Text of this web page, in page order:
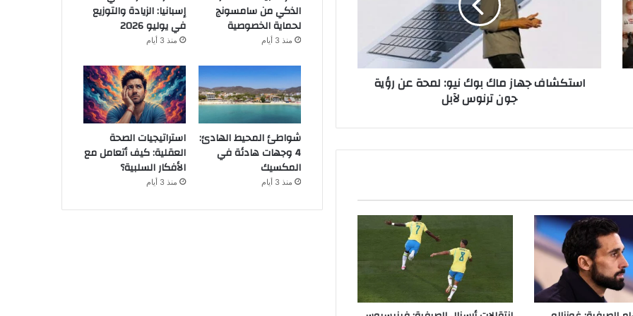
ه
ا
ن
ي
و
:
ل
م
ح
ة
استكشاف جهاز ماك بوك نيو: لمحة عن رؤية
جون ترنوس لآبل
الذكي من سامسونج
لحماية الخصوصية
منذ 3 أيام
إسبانيا: الزيادة والتوزيع
في يوليو 2026
منذ 3 أيام
شواطئ المحيط الهادئ:
4 وجهات هادئة في
المكسيك
منذ 3 أيام
استراتيجيات الصحة
العقلية: كيف أتعامل مع
الأفكار السلبية؟
منذ 3 أيام